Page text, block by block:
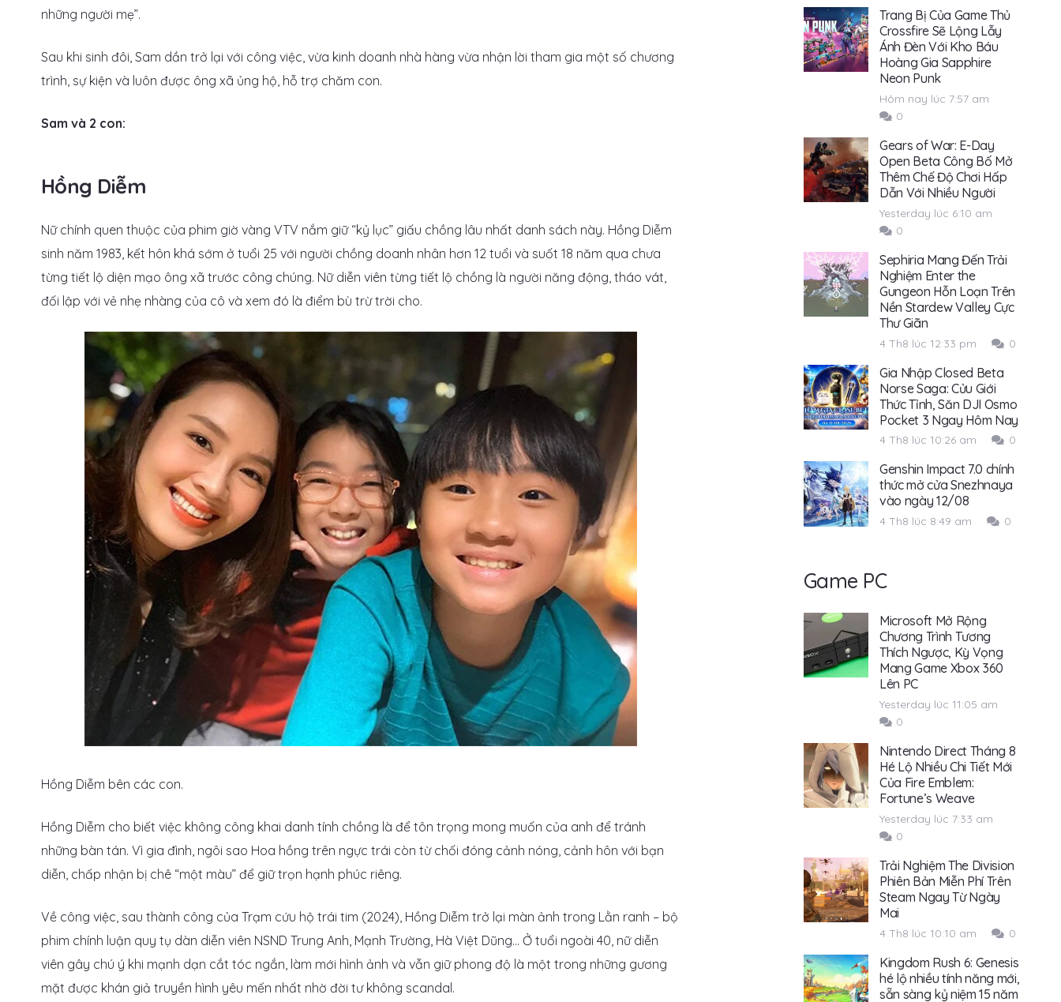
những người mẹ”.
Sau khi sinh đôi, Sam dần trở lại với công việc, vừa kinh doanh nhà hàng vừa nhận lời tham gia một số chương
trình, sự kiện và luôn được ông xã ủng hộ, hỗ trợ chăm con.
Sam và 2 con:
Hồng Diễm
Nữ chính quen thuộc của phim giờ vàng VTV nắm giữ “kỷ lục” giấu chồng lâu nhất danh sách này. Hồng Diễm
sinh năm 1983, kết hôn khá sớm ở tuổi 25 với người chồng doanh nhân hơn 12 tuổi và suốt 18 năm qua chưa
từng tiết lộ diện mạo ông xã trước công chúng. Nữ diễn viên từng tiết lộ chồng là người năng động, tháo vát,
đối lập với vẻ nhẹ nhàng của cô và xem đó là điểm bù trừ trời cho.
Hồng Diễm bên các con.
Hồng Diễm cho biết việc không công khai danh tính chồng là để tôn trọng mong muốn của anh để tránh
những bàn tán. Vì gia đình, ngôi sao Hoa hồng trên ngực trái còn từ chối đóng cảnh nóng, cảnh hôn với bạn
diễn, chấp nhận bị chê “một màu” để giữ trọn hạnh phúc riêng.
Về công việc, sau thành công của Trạm cứu hộ trái tim (2024), Hồng Diễm trở lại màn ảnh trong Lằn ranh – bộ
phim chính luận quy tụ dàn diễn viên NSND Trung Anh, Mạnh Trường, Hà Việt Dũng… Ở tuổi ngoài 40, nữ diễn
viên gây chú ý khi mạnh dạn cắt tóc ngắn, làm mới hình ảnh và vẫn giữ phong độ là một trong những gương
mặt được khán giả truyền hình yêu mến nhất nhờ đời tư không scandal.
Trang Bị Của Game Thủ
Crossfire Sẽ Lộng Lẫy
Ánh Đèn Với Kho Báu
Hoàng Gia Sapphire
Neon Punk
Hôm nay lúc 7:57 am
0
Gears of War: E-Day
Open Beta Công Bố Mở
Thêm Chế Độ Chơi Hấp
Dẫn Với Nhiều Người
Yesterday lúc 6:10 am
0
Sephiria Mang Đến Trải
Nghiệm Enter the
Gungeon Hỗn Loạn Trên
Nền Stardew Valley Cực
Thư Giãn
4 Th8 lúc 12:33 pm 0
Gia Nhập Closed Beta
Norse Saga: Cửu Giới
Thức Tỉnh, Săn DJI Osmo
Pocket 3 Ngay Hôm Nay
4 Th8 lúc 10:26 am 0
Genshin Impact 7.0 chính
thức mở cửa Snezhnaya
vào ngày 12/08
4 Th8 lúc 8:49 am 0
Game PC
Microsoft Mở Rộng
Chương Trình Tương
Thích Ngược, Kỳ Vọng
Mang Game Xbox 360
Lên PC
Yesterday lúc 11:05 am
0
Nintendo Direct Tháng 8
Hé Lộ Nhiều Chi Tiết Mới
Của Fire Emblem:
Fortune’s Weave
Yesterday lúc 7:33 am
0
Trải Nghiệm The Division
Phiên Bản Miễn Phí Trên
Steam Ngay Từ Ngày
Mai
4 Th8 lúc 10:10 am 0
Kingdom Rush 6: Genesis
hé lộ nhiều tính năng mới,
sẵn sàng kỷ niệm 15 năm